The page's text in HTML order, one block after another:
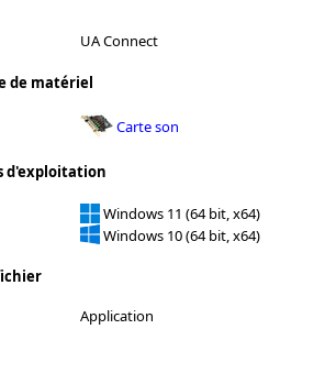
UA Connect
de matériel
Carte son
d'exploitation
Windows 11 (64 bit, x64)
Windows 10 (64 bit, x64)
Application